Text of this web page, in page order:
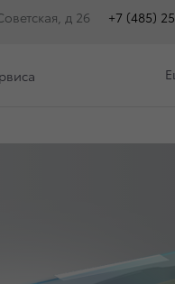
д 26 +7 (485)